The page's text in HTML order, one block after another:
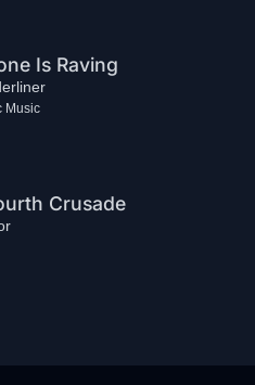
Is Raving
Music
Crusade